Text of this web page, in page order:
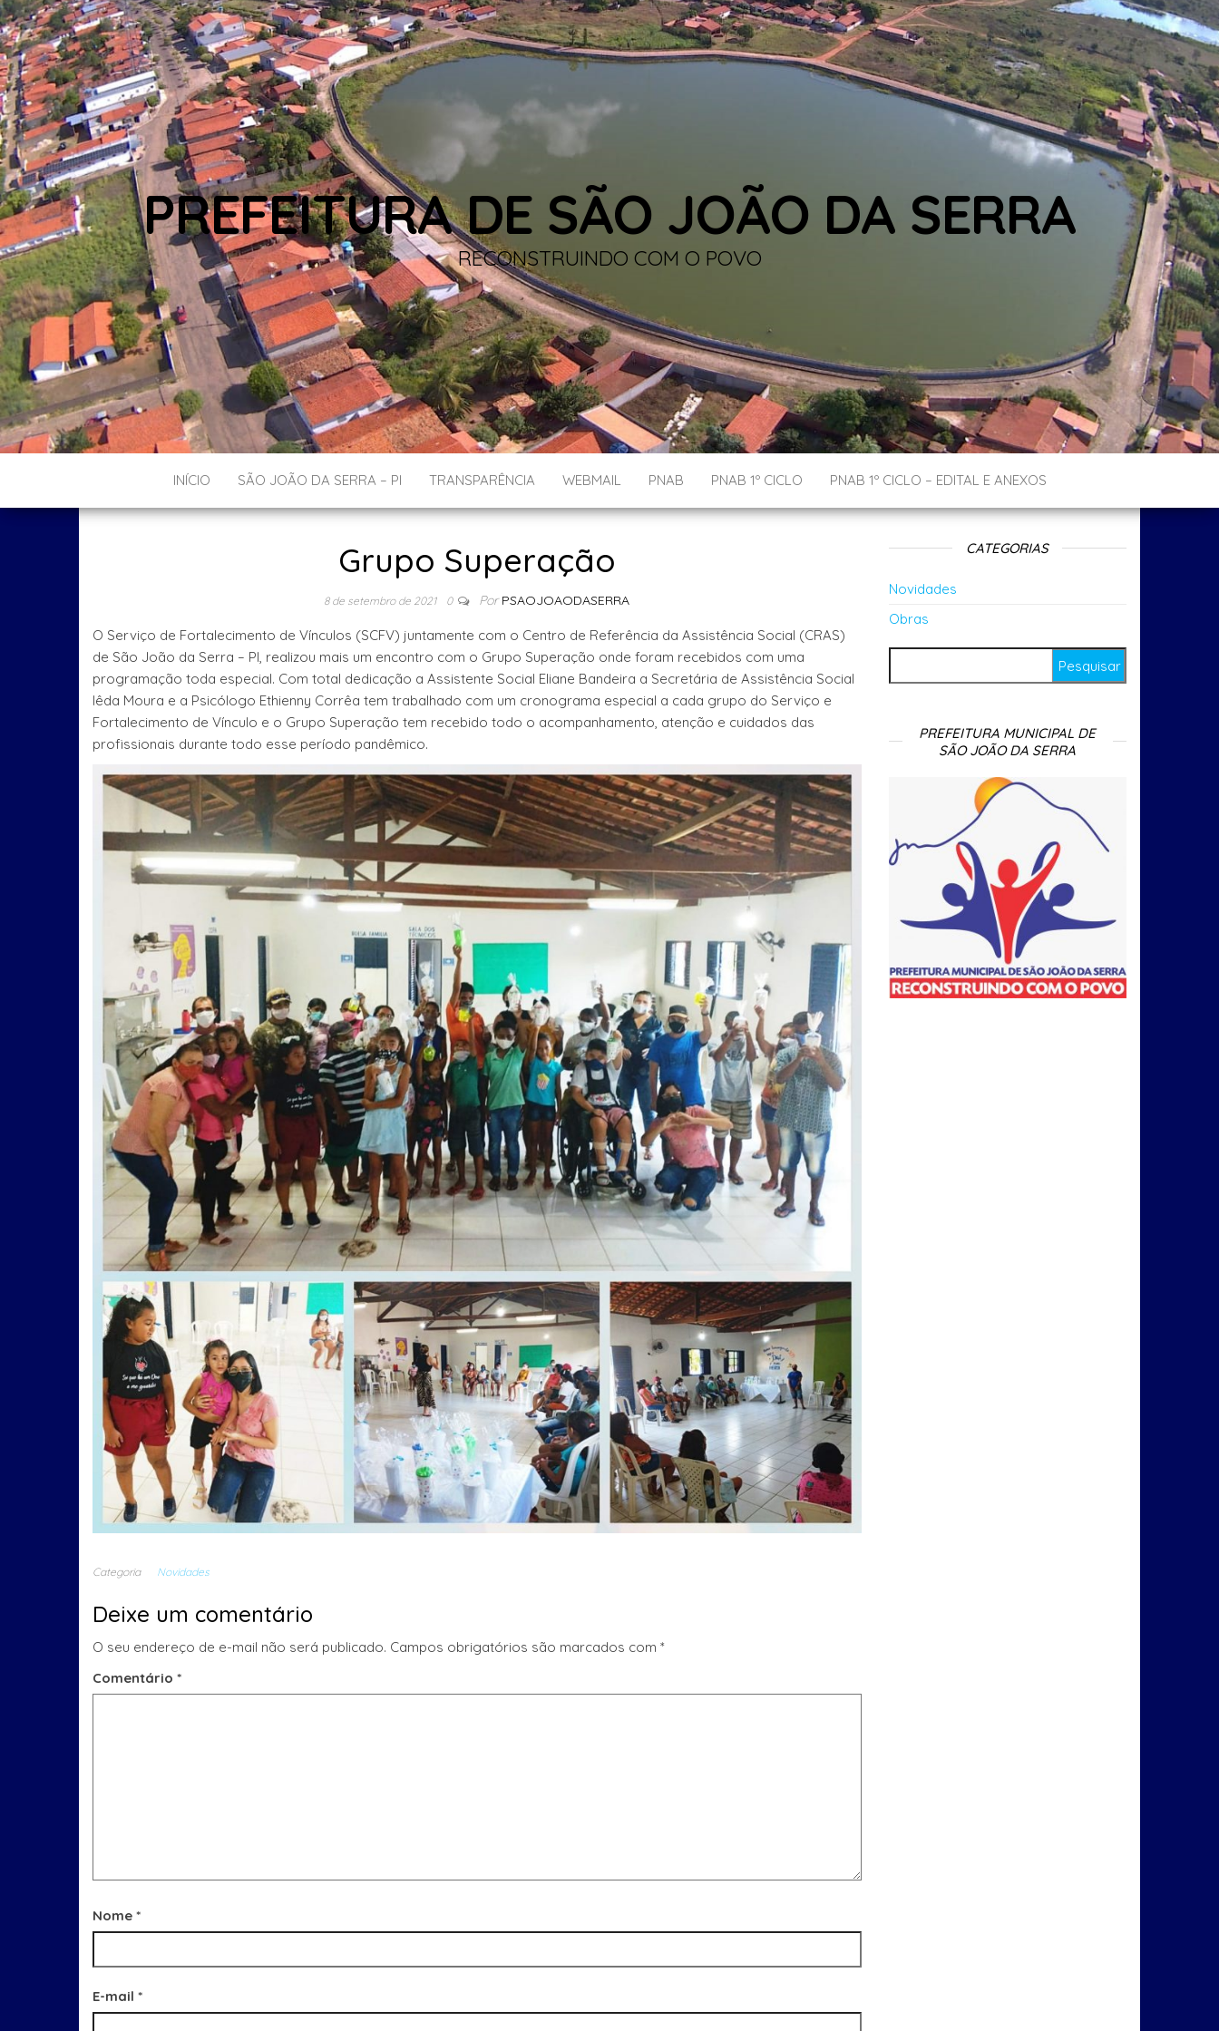
PREFEITURA DE SÃO JOÃO DA SERRA
RECONSTRUINDO COM O POVO
INÍCIO SÃO JOÃO DA SERRA – PI TRANSPARÊNCIA WEBMAIL PNAB PNAB 1º CICLO PNAB 1º CICLO – EDITAL E ANEXOS
Grupo Superação
8 de setembro de 2021 0 Por PSAOJOAODASERRA
O Serviço de Fortalecimento de Vínculos (SCFV) juntamente com o Centro de Referência da Assistência Social (CRAS)
de São João da Serra – PI, realizou mais um encontro com o Grupo Superação onde foram recebidos com uma
programação toda especial. Com total dedicação a Assistente Social Eliane Bandeira a Secretária de Assistência Social
Iêda Moura e a Psicólogo Ethienny Corrêa tem trabalhado com um cronograma especial a cada grupo do Serviço e
Fortalecimento de Vínculo e o Grupo Superação tem recebido todo o acompanhamento, atenção e cuidados das
profissionais durante todo esse período pandêmico.
Categoria Novidades
Deixe um comentário
O seu endereço de e-mail não será publicado. Campos obrigatórios são marcados com *
Comentário *
Nome *
E-mail *
CATEGORIAS
Novidades
Obras
PREFEITURA MUNICIPAL DE
SÃO JOÃO DA SERRA